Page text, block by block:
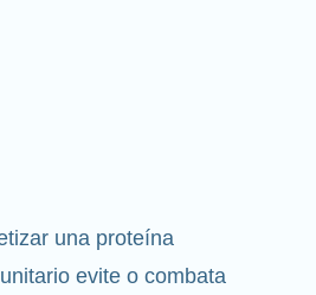
una proteína
evite o combata